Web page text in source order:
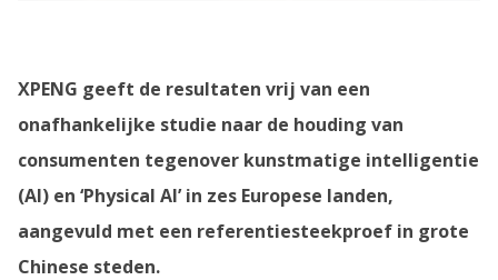
XPENG geeft de resultaten vrij van een
onafhankelijke studie naar de houding van
consumenten tegenover kunstmatige intelligentie
(AI) en ‘Physical AI’ in zes Europese landen,
aangevuld met een referentiesteekproef in grote
Chinese steden.